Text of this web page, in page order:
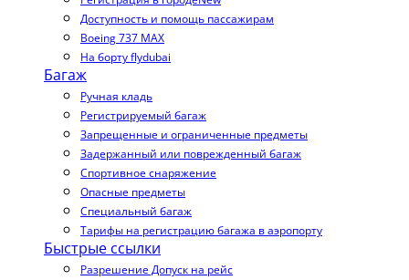
Доступность и помощь пассажирам
Boeing 737 MAX
На борту flydubai
Багаж
Ручная кладь
Регистрируемый багаж
Запрещенные и ограниченные предметы
Задержанный или поврежденный багаж
Спортивное снаряжение
Опасные предметы
Специальный багаж
Тарифы на регистрацию багажа в аэропорту
Быстрые ссылки
Разрешение Допуск на рейс